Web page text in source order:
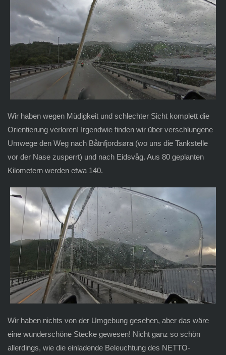
Wir haben wegen Müdigkeit und schlechter Sicht komplett die
Orientierung verloren! Irgendwie finden wir über verschlungene
Umwege den Weg nach Båtnfjordsøra (wo uns die Tankstelle
vor der Nase zusperrt) und nach Eidsvåg. Aus 80 geplanten
Kilometern werden etwa 140.
Wir haben nichts von der Umgebung gesehen, aber das wäre
eine wunderschöne Stecke gewesen! Nicht ganz so schön
allerdings, wie die einladende Beleuchtung des NETTO-